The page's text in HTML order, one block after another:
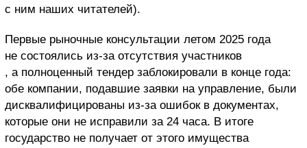
с ним наших читателей).
Первые рыночные консультации летом 2025 года
не состоялись из-за отсутствия участников
, а полноценный тендер заблокировали в конце года:
обе компании, подавшие заявки на управление, были
дисквалифицированы из-за ошибок в документах,
которые они не исправили за 24 часа. В итоге
государство не получает от этого имущества